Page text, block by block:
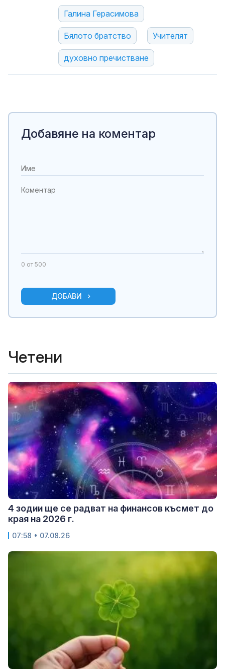
Галина Герасимова
Бялото братство Учителят
духовно пречистване
Добавяне на коментар
0 от 500
ДОБАВИ
Четени
4 зодии ще се радват на финансов късмет до
края на 2026 г.
07:58 • 07.08.26